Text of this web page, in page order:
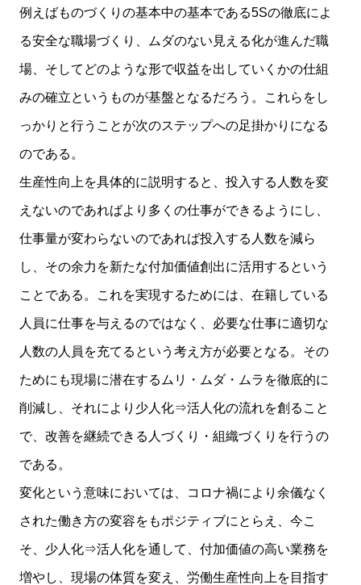
例えばものづくりの基本中の基本である5Sの徹底によ
る安全な職場づくり、ムダのない見える化が進んだ職
場、そしてどのような形で収益を出していくかの仕組
みの確立というものが基盤となるだろう。これらをし
っかりと行うことが次のステップへの足掛かりになる
のである。
生産性向上を具体的に説明すると、投入する人数を変
えないのであればより多くの仕事ができるようにし、
仕事量が変わらないのであれば投入する人数を減ら
し、その余力を新たな付加価値創出に活用するという
ことである。これを実現するためには、在籍している
人員に仕事を与えるのではなく、必要な仕事に適切な
人数の人員を充てるという考え方が必要となる。その
ためにも現場に潜在するムリ・ムダ・ムラを徹底的に
削減し、それにより少人化⇒活人化の流れを創ること
で、改善を継続できる人づくり・組織づくりを行うの
である。
変化という意味においては、コロナ禍により余儀なく
された働き方の変容をもポジティブにとらえ、今こ
そ、少人化⇒活人化を通して、付加価値の高い業務を
増やし、現場の体質を変え、労働生産性向上を目指す